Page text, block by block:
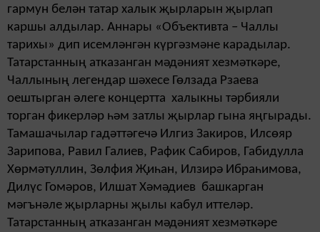
гармун белән татар халык җырларын җырлап
каршы алдылар. Аннары «Объективта – Чаллы
тарихы» дип исемләнгән күргәзмәне карадылар.
Татарстанның атказанган мәдәният хезмәткәре,
Чаллының легендар шәхесе Гөлзада Рзаева
оештырган әлеге концертта халыкны тәрбияли
торган фикерләр һәм затлы җырлар гына яңгырады.
Тамашачылар гадәттәгечә Илгиз Закиров, Илсөяр
Зарипова, Равил Галиев, Рафик Сабиров, Габидулла
Хөрмәтуллин, Зөлфия Җиһан, Илзирә Ибраһимова,
Дилүс Гомәров, Илшат Хәмәдиев башкарган
мәгънәле җырларны җылы кабул иттеләр.
Татарстанның атказанган мәдәният хезмәткәре